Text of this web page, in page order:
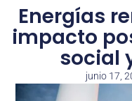
Energías
impacto
social
junio 17,